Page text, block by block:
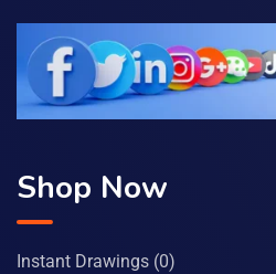
Shop Now
Instant Drawings (0)